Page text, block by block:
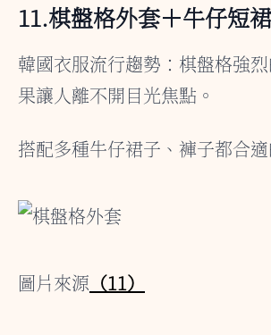
11.棋盤格外套＋牛仔短裙
韓國衣服流行趨勢：棋盤格強
果讓人離不開目光焦點。
搭配多種牛仔裙子、褲子都合
圖片來源 （11）